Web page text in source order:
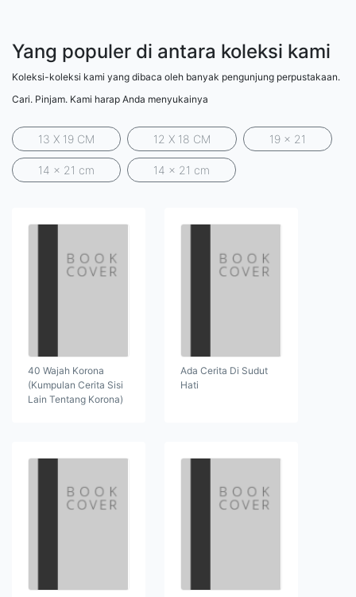
Yang populer di antara koleksi kami
Koleksi-koleksi kami yang dibaca oleh banyak pengunjung perpustakaan.
Cari. Pinjam. Kami harap Anda menyukainya
13 X 19 CM 12 X 18 CM 19 x 21
14 x 21 cm 14 x 21 cm
40 Wajah Korona
(Kumpulan Cerita Sisi
Lain Tentang Korona)
Ada Cerita Di Sudut
Hati